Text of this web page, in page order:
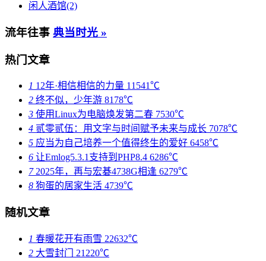
闲人酒馆(2)
流年往事 典当时光 »
热门文章
1 12年·相信相信的力量 11541℃
2 终不似，少年游 8178℃
3 使用Linux为电脑焕发第二春 7530℃
4 贰零贰伍：用文字与时间赋予未来与成长 7078℃
5 应当为自己培养一个值得终生的爱好 6458℃
6 让Emlog5.3.1支持到PHP8.4 6286℃
72025年，再与宏碁4738G相逢 6279℃
8 狗蛋的居家生活 4739℃
随机文章
1 春暖花开有雨雪 22632℃
2 大雪封门 21220℃